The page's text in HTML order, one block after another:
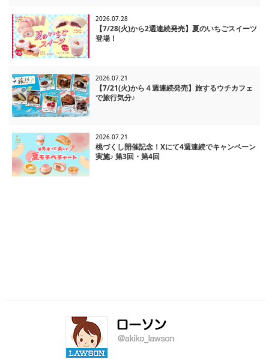
2026.07.28
【7/28(火)から2週連続発売】夏のいちごスイーツ
登場！
2026.07.21
【7/21(火)から４週連続発売】旅するウチカフェ
で旅行気分♪
2026.07.21
桃づくし開催記念！Xにて4週連続でキャンペーン
実施♪ 第3回・第4回